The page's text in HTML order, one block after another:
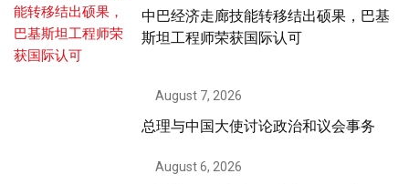
中巴经济走廊技能转移结出硕果，巴基
斯坦工程师荣获国际认可
August 7, 2026
总理与中国大使讨论政治和议会事务
August 6, 2026